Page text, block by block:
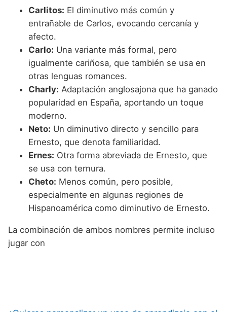
Carlitos: El diminutivo más común y
entrañable de Carlos, evocando cercanía y
afecto.
Carlo: Una variante más formal, pero
igualmente cariñosa, que también se usa en
otras lenguas romances.
Charly: Adaptación anglosajona que ha ganado
popularidad en España, aportando un toque
moderno.
Neto: Un diminutivo directo y sencillo para
Ernesto, que denota familiaridad.
Ernes: Otra forma abreviada de Ernesto, que
se usa con ternura.
Cheto: Menos común, pero posible,
especialmente en algunas regiones de
Hispanoamérica como diminutivo de Ernesto.
La combinación de ambos nombres permite incluso
jugar con